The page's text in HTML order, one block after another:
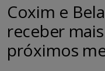
Coxim e
receber
próximos